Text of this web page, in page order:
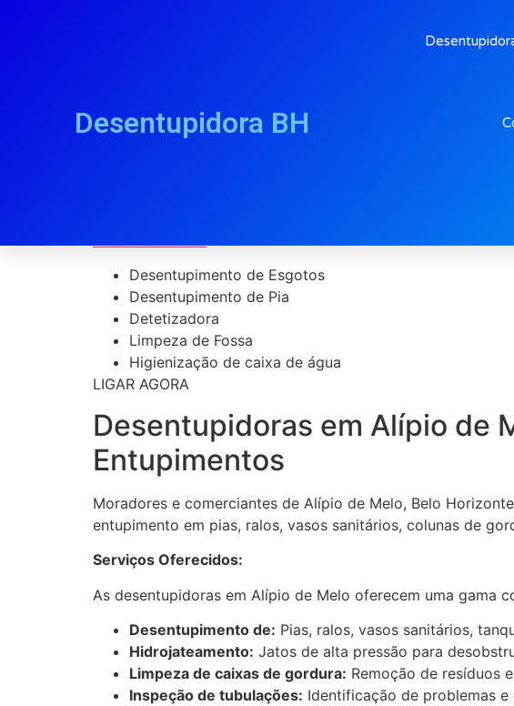
Desentupidora BH
Desentupimento de Esgotos
Desentupimento de Pia
Detetizadora
Limpeza de Fossa
Higienização de caixa de água
LIGAR AGORA
Desentupidoras em Alípio de
Entupimentos
Moradores e comerciantes de Alípio de Melo, Belo
entupimento em pias, ralos, vasos sanitários, colunas de
Serviços Oferecidos:
As desentupidoras em Alípio de Melo oferecem uma gama
Desentupimento de: Pias, ralos, vasos sanitários,
Hidrojateamento: Jatos de alta pressão para
Limpeza de caixas de gordura: Remoção de resíduos
Inspeção de tubulações: Identificação de problemas